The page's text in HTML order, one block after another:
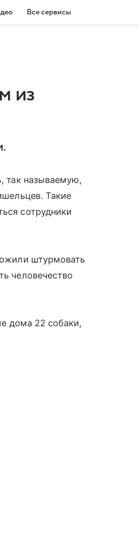
Все сервисы
из
так называемую,
Такие
сотрудники
штурмовать
человечество
дома 22 собаки,